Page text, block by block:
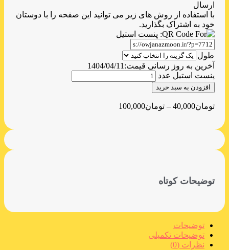
ارسال
با استفاده از روش های زیر می توانید این صفحه را با دوستان
خود به اشتراک بگذارید.
طول
آخرین به روز رسانی قیمت: 1404/04/11
پنست استیل عدد
افزودن به سبد خرید
تومان40,000
– تومان100,000
توضیحات کوتاه
توضیحات
توضیحات تکمیلی
نظرات (0)